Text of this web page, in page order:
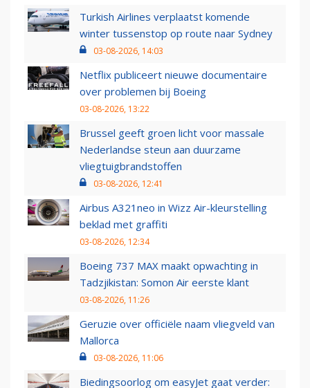
Turkish Airlines verplaatst komende
winter tussenstop op route naar Sydney
03-08-2026, 14:03
Netflix publiceert nieuwe documentaire
over problemen bij Boeing
03-08-2026, 13:22
Brussel geeft groen licht voor massale
Nederlandse steun aan duurzame
vliegtuigbrandstoffen
03-08-2026, 12:41
Airbus A321neo in Wizz Air-kleurstelling
beklad met graffiti
03-08-2026, 12:34
Boeing 737 MAX maakt opwachting in
Tadzjikistan: Somon Air eerste klant
03-08-2026, 11:26
Geruzie over officiële naam vliegveld van
Mallorca
03-08-2026, 11:06
Biedingsoorlog om easyJet gaat verder: